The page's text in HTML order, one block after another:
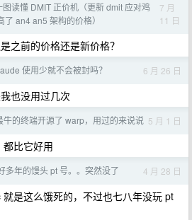
图读懂 DMIT 正价机（更新 dmit 应对鸡
an4 an5 架构的价格）
7 月
11 日
之前的价格还是新价格？
使用少就不会被封吗？ 6 月 26 日
也没用过几次
牛的终端开源了 warp，用过的来说说 5 月 1 日
比它好用
多年的馒头 pt 号。。突然没了 4 月 28 日
是这么饿死的，不过也七八年没玩 pt